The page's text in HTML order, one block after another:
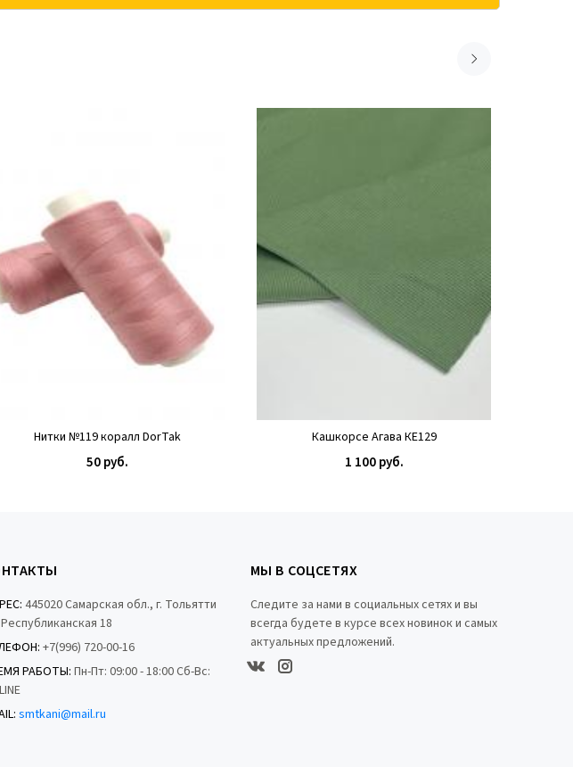
Нитки №119 коралл DorTak
50 руб.
Кашкорсе Агава КЕ129
1 100 руб.
445020 Самарская обл., г. Тольятти
18
+7(996) 720-00-16
РАБОТЫ: Пн-Пт: 09:00 - 18:00 Сб-Вс:
smtkani@mail.ru
МЫ В СОЦСЕТЯХ
Следите за нами в социальных сетях и вы
всегда будете в курсе всех новинок и самых
актуальных предложений.